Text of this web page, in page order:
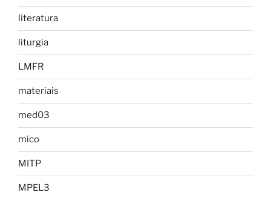
literatura
liturgia
LMFR
materiais
med03
mico
MITP
MPEL3